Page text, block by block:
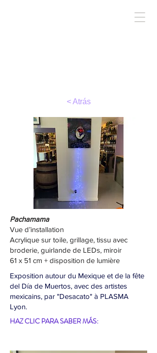
< Atrás
Pachamama
Vue d’installation
Acrylique sur toile, grillage, tissu avec
broderie, guirlande de LEDs, miroir
61 x 51 cm + disposition de lumière
Exposition autour du Mexique et de la fête
del Día de Muertos, avec des artistes
mexicains, par "Desacato" à PLASMA
Lyon.
HAZ CLIC PARA SABER MÁS: